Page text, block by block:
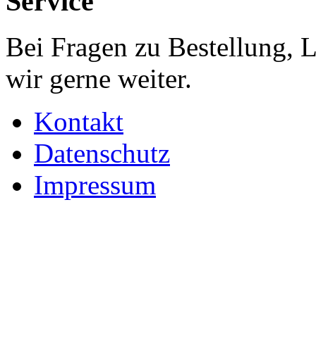
Bei Fragen zu Bestellung,
wir gerne weiter.
Kontakt
Datenschutz
Impressum